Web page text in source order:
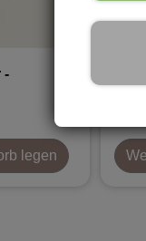
-
legen